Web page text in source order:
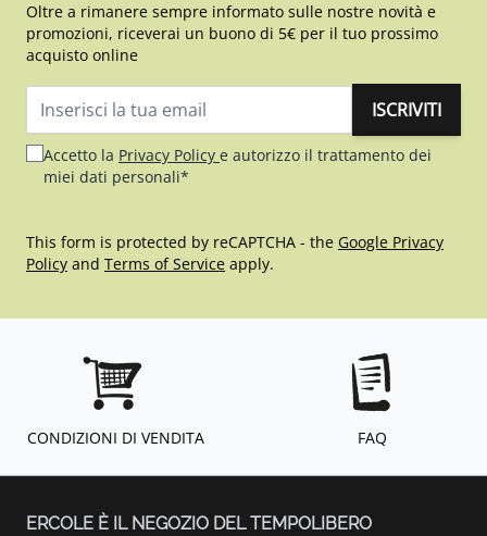
Oltre a rimanere sempre informato sulle nostre novità e
promozioni, riceverai un buono di 5€ per il tuo prossimo
acquisto online
ISCRIVITI
Accetto la Privacy Policy e autorizzo il trattamento dei
miei dati personali*
This form is protected by reCAPTCHA - the Google Privacy
Policy and Terms of Service apply.
CONDIZIONI DI VENDITA FAQ
ERCOLE È IL NEGOZIO DEL TEMPOLIBERO